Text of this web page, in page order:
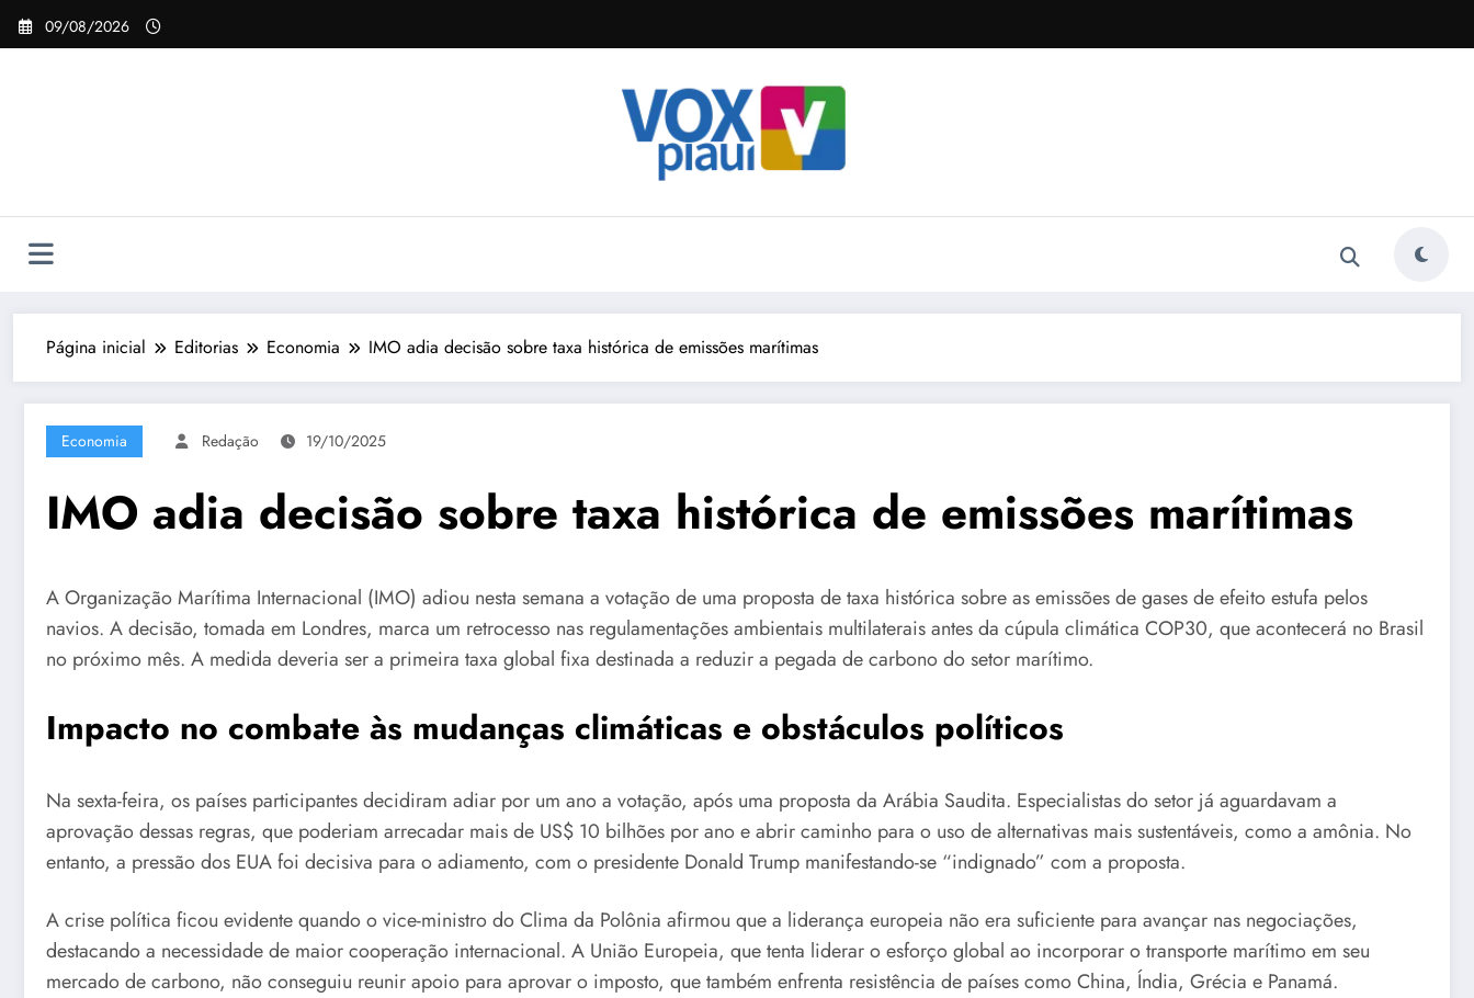
Pular
para
09/08/2026
Página inicial Editorias Economia IMO adia decisão sobre taxa histórica de emissões marítimas
Economia Redação 19/10/2025
IMO adia decisão sobre taxa histórica de emissões marítimas
A Organização Marítima Internacional (IMO) adiou nesta semana a votação de uma proposta de taxa histórica sobre as emissões de gases de efeito estufa pelos
navios. A decisão, tomada em Londres, marca um retrocesso nas regulamentações ambientais multilaterais antes da cúpula climática COP30, que acontecerá no Brasil
no próximo mês. A medida deveria ser a primeira taxa global fixa destinada a reduzir a pegada de carbono do setor marítimo.
Impacto no combate às mudanças climáticas e obstáculos políticos
Na sexta-feira, os países participantes decidiram adiar por um ano a votação, após uma proposta da Arábia Saudita. Especialistas do setor já aguardavam a
aprovação dessas regras, que poderiam arrecadar mais de US$ 10 bilhões por ano e abrir caminho para o uso de alternativas mais sustentáveis, como a amônia. No
entanto, a pressão dos EUA foi decisiva para o adiamento, com o presidente Donald Trump manifestando-se “indignado” com a proposta.
A crise política ficou evidente quando o vice-ministro do Clima da Polônia afirmou que a liderança europeia não era suficiente para avançar nas negociações,
destacando a necessidade de maior cooperação internacional. A União Europeia, que tenta liderar o esforço global ao incorporar o transporte marítimo em seu
mercado de carbono, não conseguiu reunir apoio para aprovar o imposto, que também enfrenta resistência de países como China, Índia, Grécia e Panamá.